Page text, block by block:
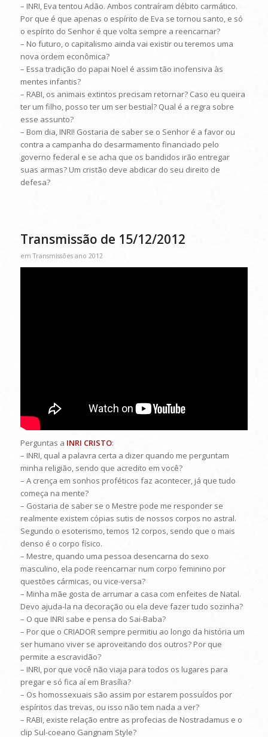
– INRI, Eva tentou Adão. Ambos contraíram débito carmático.
Por que é que apenas o espírito de Eva se tornou santo, e só
o espírito do Senhor é que volta sempre a reencarnar?
– No futuro, o capitalismo ainda vai existir ou teremos uma
nova ordem econômica?
– Essa tradição do papai Noel é assim tão inofensiva às
mentes infantis?
– RABI, os animais extintos precisam retornar? Caso eu queira
ter um filho, posso ter um ser bestial? Qual é a regra sobre
esse assunto?
– Bom dia, INRI! Gostaria de saber se o Senhor é a favor ou
contra a campanha do desarmamento financiado pelo
governo federal e se acha que os bandidos irão entregar
suas armas? Um cristão deve abdicar do seu direito de
defesa?
Transmissão de 15/12/2012
emTransmissões ano 2012
Perguntas a INRI CRISTO:
– INRI, qual a palavra certa a dizer quando me perguntam
minha religião, sendo que acredito em você?
– A crença em sonhos proféticos faz acontecer, já que tudo
começa na mente?
– Gostaria de saber se o Mestre pode me responder se
realmente existem cópias sutis de nossos corpos no astral.
Segundo o esoterismo, temos 12 corpos, sendo que o mais
denso é o corpo físico.
– Mestre, quando uma pessoa desencarna do sexo
masculino, ela pode reencarnar num corpo feminino por
questões cármicas, ou vice-versa?
– Minha mãe gosta de arrumar a casa com enfeites de Natal.
Devo ajuda-la na decoração ou ela deve fazer tudo sozinha?
– O que INRI sabe e pensa do Sai-Baba?
– Por que o CRIADOR sempre permitiu ao longo da história um
ser humano viver se aproveitando dos outros? Por que
permite a escravidão?
– INRI, por que você não viaja para todos os lugares para
pregar e só fica aí em Brasília?
– Os homossexuais são assim por estarem possuídos por
espíritos das trevas, ou isso não tem nada a ver?
– RABI, existe relação entre as profecias de Nostradamus e o
clip Sul-coeano Gangnam Style?